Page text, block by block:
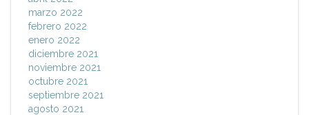
marzo 2022
febrero 2022
enero 2022
diciembre 2021
noviembre 2021
octubre 2021
septiembre 2021
agosto 2021